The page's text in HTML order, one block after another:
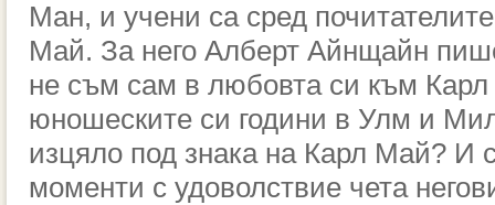
Ман, и учени са сред
Май. За него Алберт Айнщайн
не съм сам в любовта си към
юношеските си години в Улм и
изцяло под знака на Карл Май? И
моменти с удоволствие чета